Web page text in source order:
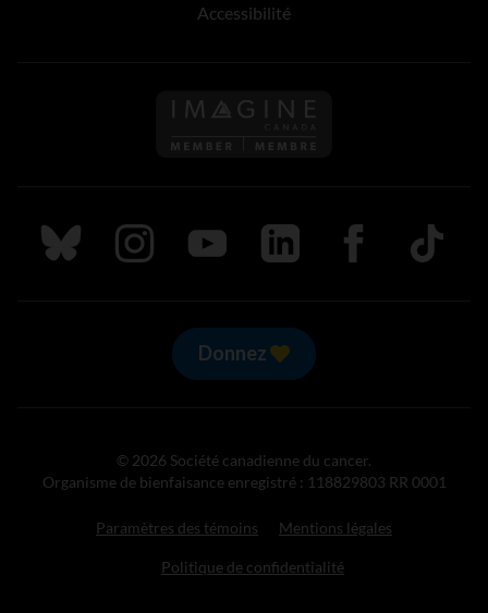
Accessibilité
Suivez nous sur Bluesky
Suivez nous sur Instagram
Suivez nous sur Youtube
Suivez nous sur LinkedIn
Suivez nous sur
TikTok
Donnez
© 2026 Société canadienne du cancer.
Organisme de bienfaisance enregistré : 118829803 RR 0001
Paramètres des témoins Mentions légales
Politique de confidentialité